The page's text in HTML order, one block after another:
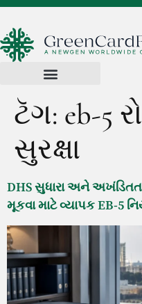
ટૅગ: eb-5
સુરક્ષા
DHS સુધારા અને
મૂકવા માટે વ્યાપક EB-5